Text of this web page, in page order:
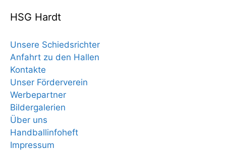
HSG Hardt
Unsere Schiedsrichter
Anfahrt zu den Hallen
Kontakte
Unser Förderverein
Werbepartner
Bildergalerien
Über uns
Handballinfoheft
Impressum